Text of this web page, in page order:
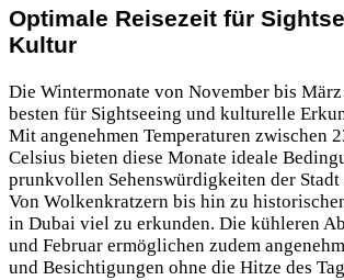
Optimale Reisezeit für
Kultur
Die Wintermonate von November bis
besten für Sightseeing und kulturelle
Mit angenehmen Temperaturen zwischen
Celsius bieten diese Monate ideale
prunkvollen Sehenswürdigkeiten der Stadt
Von Wolkenkratzern bis hin zu
in Dubai viel zu erkunden. Die kühleren
und Februar ermöglichen zudem
und Besichtigungen ohne die Hitze des